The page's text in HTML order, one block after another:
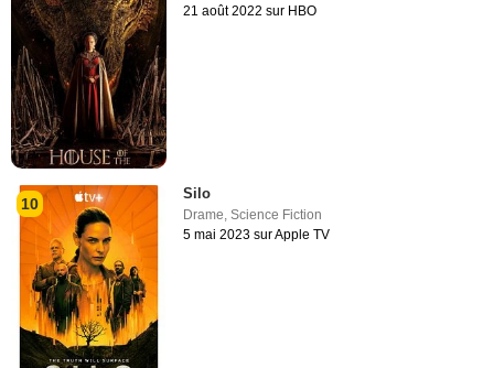
21 août 2022 sur HBO
10
Silo
Drame,Science Fiction
5 mai 2023 sur Apple TV